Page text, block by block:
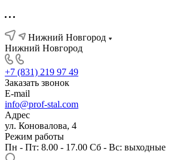
Нижний Новгород
Нижний Новгород
+7 (831) 219 97 49
Заказать звонок
E-mail
info@prof-stal.com
Адрес
ул. Коновалова, 4
Режим работы
Пн - Пт: 8.00 - 17.00 Сб - Вс: выходные